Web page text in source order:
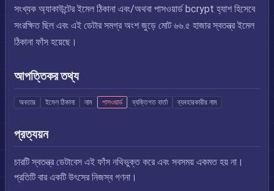
সংখ্যক অ্যাকাউন্টের ইমেল ঠিকানা এবং/অথবা পাসওয়ার্ড bcrypt হ্যাশ হিসেবে
সংরক্ষিত ছিল এবং এই ডেটার সমগ্র অংশ জুড়ে মোট ৬৬.৫ হাজার স্বতন্ত্র ইমেল
ঠিকানা ফাঁস হয়েছে।
আপত্তিকর তথ্য
অবতার ইমেল ঠিকানা নাম পাসওয়ার্ড ব্যক্তিগত বার্তা ব্যবহারকারীর নাম
প্রত্যয়ন
চারটি স্বতন্ত্র ডেটাবেস এই ফাঁস নথিভুক্ত করে এবং সবসময় একমত হয় না।
প্রতিটি বার একটি উৎসের নিজস্ব গণনা।